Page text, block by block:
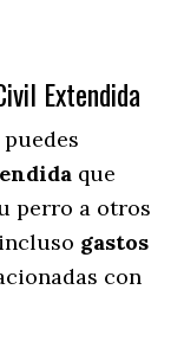
Extendida
que
perro a otros
gastos
con